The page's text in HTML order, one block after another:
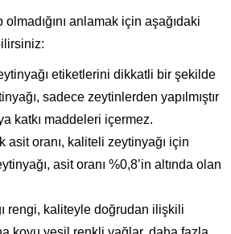
anlamak için aşağıdaki
etiketlerini dikkatli bir şekilde
sadece zeytinlerden yapılmıştır
katkı maddeleri içermez.
asit oranı, kaliteli zeytinyağı için
asit oranı %0,8’in altında olan
rengi, kaliteyle doğrudan ilişkili